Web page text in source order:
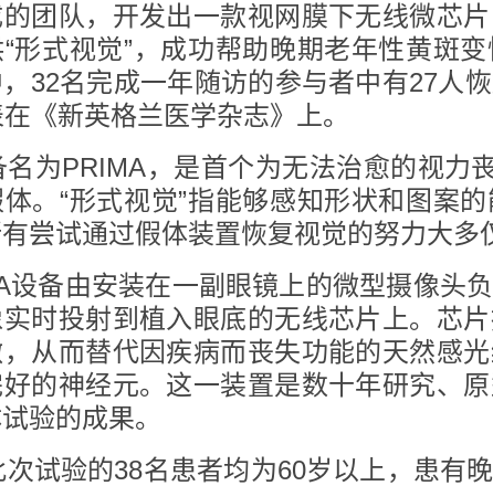
团队，开发出一款视网膜下无线微芯
形式视觉”，成功帮助晚期老年性黄斑
32名完成一年随访的参与者中有27人
《新英格兰医学杂志》上。
名为PRIMA，是首个为无法治愈的视力
。“形式视觉”指能够感知形状和图案
尝试通过假体装置恢复视觉的努力大多
设备由安装在一副眼镜上的微型摄像头
时投射到植入眼底的无线芯片上。芯
从而替代因疾病而丧失功能的天然感
的神经元。这一装置是数十年研究、
验的成果。
次试验的38名患者均为60岁以上，患有